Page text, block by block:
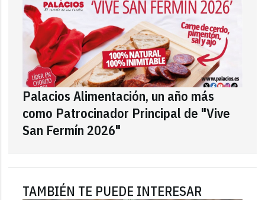
Palacios Alimentación, un año más
como Patrocinador Principal de "Vive
San Fermín 2026"
TAMBIÉN TE PUEDE INTERESAR